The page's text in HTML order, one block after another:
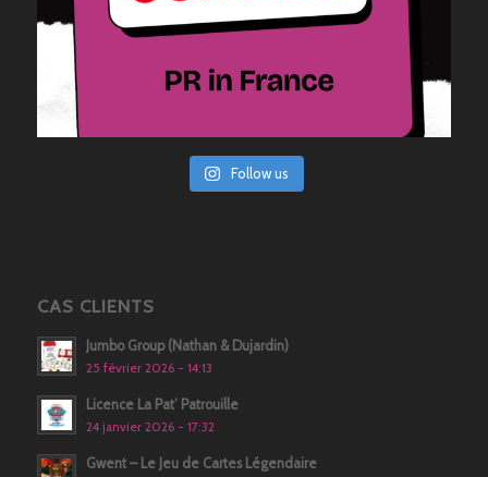
Follow us
CAS CLIENTS
Jumbo Group (Nathan & Dujardin)
25 février 2026 - 14:13
Licence La Pat’ Patrouille
24 janvier 2026 - 17:32
Gwent – Le Jeu de Cartes Légendaire